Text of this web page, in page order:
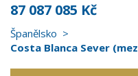
87 087 085 Kč
Španělsko
Costa Blanca Sever